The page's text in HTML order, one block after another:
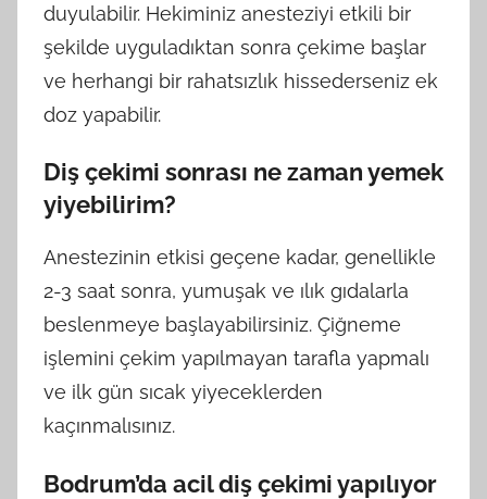
duyulabilir. Hekiminiz anesteziyi etkili bir
şekilde uyguladıktan sonra çekime başlar
ve herhangi bir rahatsızlık hissederseniz ek
doz yapabilir.
Diş çekimi sonrası ne zaman yemek
yiyebilirim?
Anestezinin etkisi geçene kadar, genellikle
2-3 saat sonra, yumuşak ve ılık gıdalarla
beslenmeye başlayabilirsiniz. Çiğneme
işlemini çekim yapılmayan tarafla yapmalı
ve ilk gün sıcak yiyeceklerden
kaçınmalısınız.
Bodrum’da acil diş çekimi yapılıyor